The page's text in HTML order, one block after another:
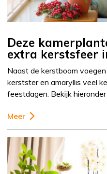
Deze
extra kerstsfeer
Naast de kerstboom
kerstster en amaryllis veel
feestdagen. Bekijk
Meer